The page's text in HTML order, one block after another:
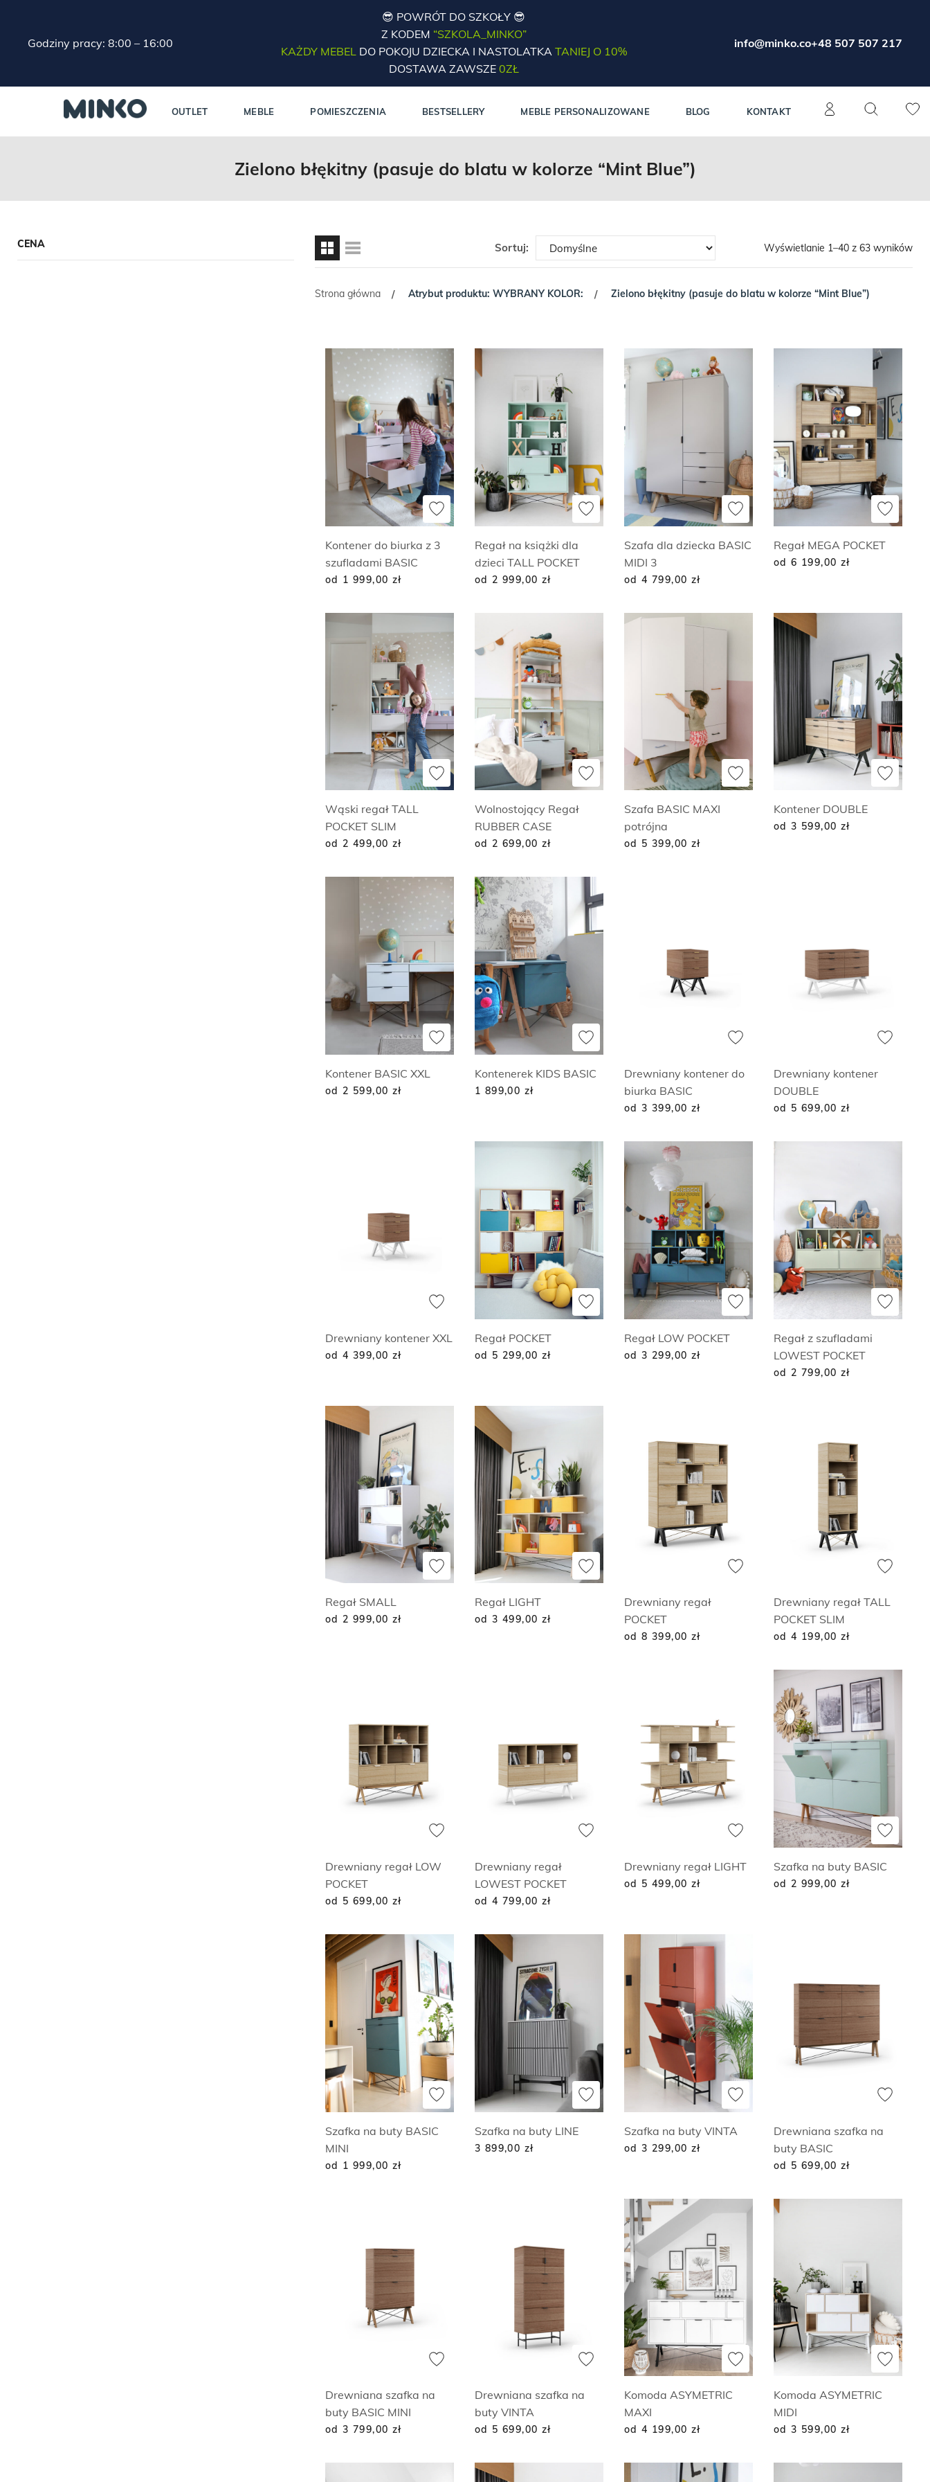
Godziny pracy: 8:00 – 16:00
😎 POWRÓT DO SZKOŁY 😎
Z KODEM “SZKOLA_MINKO”
KAŻDY MEBELDO POKOJU DZIECKA I NASTOLATKATANIEJ O 10%
DOSTAWA ZAWSZE 0ZŁ
info@minko.co+48 507 507 217
OUTLET MEBLE POMIESZCZENIA BESTSELLERY MEBLE PERSONALIZOWANE BLOG KONTAKT
Zielono błękitny (pasuje do blatu w kolorze “Mint Blue”)
CENA Sortuj: Wyświetlanie 1–40 z 63 wyników
Strona główna / Atrybut produktu: WYBRANY KOLOR: / Zielono błękitny (pasuje do blatu w kolorze “Mint Blue”)
Kontener do biurka z 3
szufladami BASIC
od 1 999,00 zł
Regał na książki dla
dzieci TALL POCKET
od 2 999,00 zł
Szafa dla dziecka BASIC
MIDI 3
od 4 799,00 zł
Regał MEGA POCKET
od 6 199,00 zł
Wąski regał TALL
POCKET SLIM
od 2 499,00 zł
Wolnostojący Regał
RUBBER CASE
od 2 699,00 zł
Szafa BASIC MAXI
potrójna
od 5 399,00 zł
Kontener DOUBLE
od 3 599,00 zł
Kontener BASIC XXL
od 2 599,00 zł
Kontenerek KIDS BASIC
1 899,00 zł
Drewniany kontener do
biurka BASIC
od 3 399,00 zł
Drewniany kontener
DOUBLE
od 5 699,00 zł
Drewniany kontener XXL
od 4 399,00 zł
Regał POCKET
od 5 299,00 zł
Regał LOW POCKET
od 3 299,00 zł
Regał z szufladami
LOWEST POCKET
od 2 799,00 zł
Regał SMALL
od 2 999,00 zł
Regał LIGHT
od 3 499,00 zł
Drewniany regał
POCKET
od 8 399,00 zł
Drewniany regał TALL
POCKET SLIM
od 4 199,00 zł
Drewniany regał LOW
POCKET
od 5 699,00 zł
Drewniany regał
LOWEST POCKET
od 4 799,00 zł
Drewniany regał LIGHT
od 5 499,00 zł
Szafka na buty BASIC
od 2 999,00 zł
Szafka na buty BASIC
MINI
od 1 999,00 zł
Szafka na buty LINE
3 899,00 zł
Szafka na buty VINTA
od 3 299,00 zł
Drewniana szafka na
buty BASIC
od 5 699,00 zł
Drewniana szafka na
buty BASIC MINI
od 3 799,00 zł
Drewniana szafka na
buty VINTA
od 5 699,00 zł
Komoda ASYMETRIC
MAXI
od 4 199,00 zł
Komoda ASYMETRIC
MIDI
od 3 599,00 zł